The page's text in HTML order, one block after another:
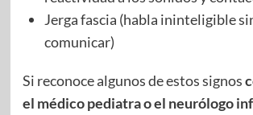
Jerga fascia (habla ininteligible
comunicar)
Si reconoce algunos de estos signos
el médico pediatra o el neurólogo